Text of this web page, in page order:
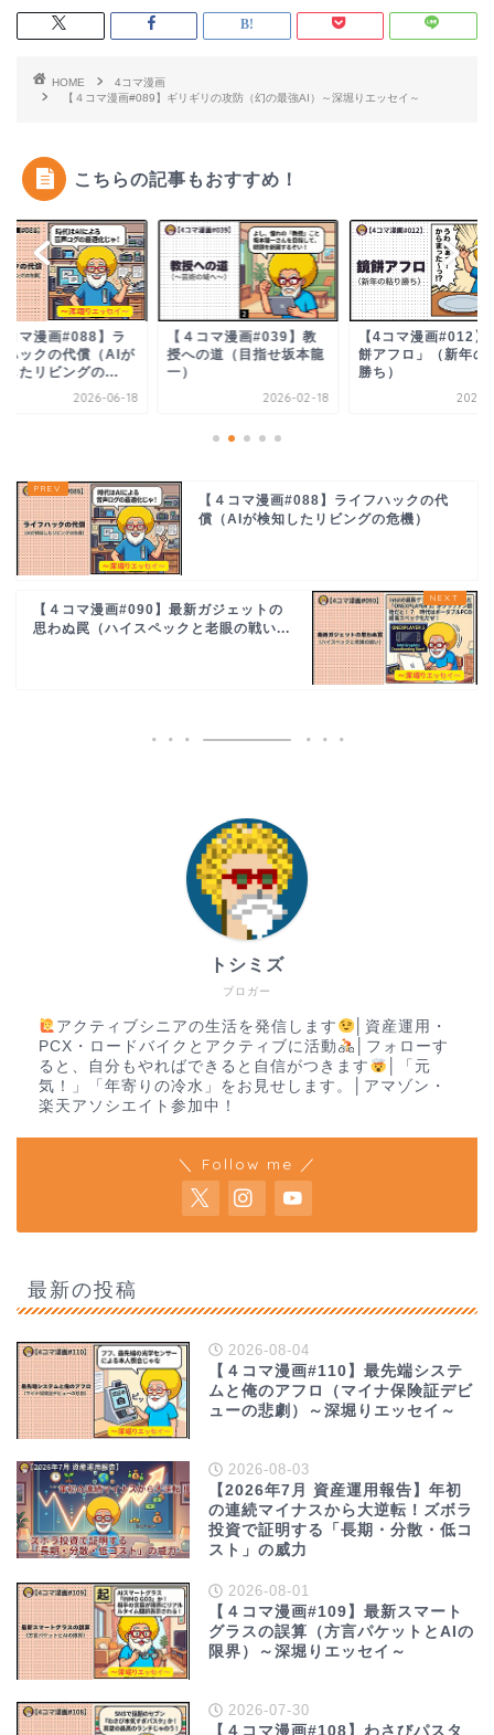
HOME
4コマ漫画
【４コマ漫画#089】ギリギリの攻防（幻の最強AI）～深堀りエッセイ～
こちらの記事もおすすめ！
コマ漫画#039】教
の道（目指せ坂本龍
2026-02-18
【4コマ漫画#012】「鏡
餅アフロ」（新年の粘り
勝ち）
2026-01-01
【４コマ漫画#090
新ガジェットの思わ
（ハイスペックと老
2026-
【４コマ漫画#088】ライフハックの代
償（AIが検知したリビングの危機）
【４コマ漫画#090】最新ガジェットの
思わぬ罠（ハイスペックと老眼の戦い...
ブロガー
トシミズ
アクティブシニアの生活を発信します
│資産運用・
PCX・ロードバイクとアクティブに活動
│フォローす
ると、自分もやればできると自信がつきます
│「元
気！」「年寄りの冷水」をお見せします。│アマゾン・
楽天アソシエイト参加中！
＼ Follow me ／
最新の投稿
2026-08-04
【４コマ漫画#110】最先端システ
ムと俺のアフロ（マイナ保険証デビ
ューの悲劇）～深堀りエッセイ～
2026-08-03
【2026年7月 資産運用報告】年初
の連続マイナスから大逆転！ズボラ
投資で証明する「長期・分散・低コ
スト」の威力
2026-08-01
【４コマ漫画#109】最新スマート
グラスの誤算（方言パケットとAIの
限界）～深堀りエッセイ～
2026-07-30
【４コマ漫画#108】わさびパスタ